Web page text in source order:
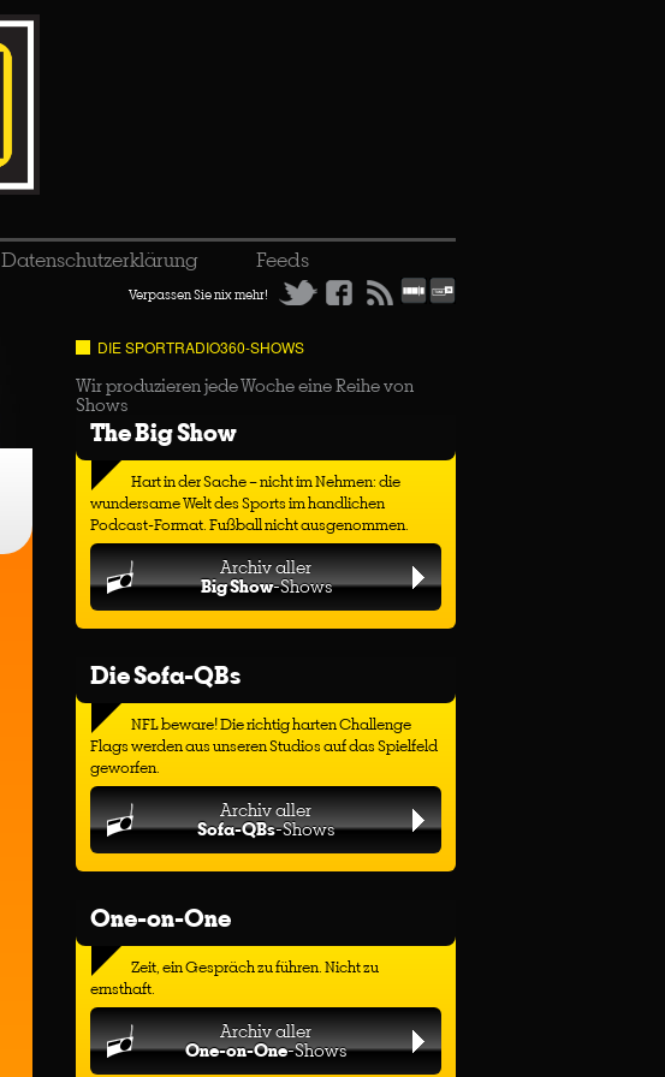
Datenschutzerklärung Feeds
Verpassen Sie nix mehr!
DIE SPORTRADIO360-SHOWS
Wir produzieren jede Woche eine Reihe von
Shows
The Big Show
Hart in der Sache – nicht im Nehmen: die
wundersame Welt des Sports im handlichen
Podcast-Format. Fußball nicht ausgenommen.
Archiv aller
Big Show-Shows
Die Sofa-QBs
NFL beware! Die richtig harten Challenge
Flags werden aus unseren Studios auf das Spielfeld
geworfen.
Archiv aller
Sofa-QBs-Shows
One-on-One
Zeit, ein Gespräch zu führen. Nicht zu
ernsthaft.
Archiv aller
One-on-One-Shows